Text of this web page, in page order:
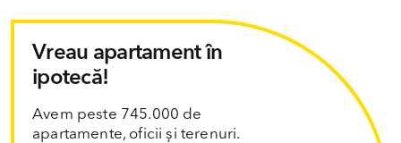
Vreau apartament în
ipotecă!
Avem peste 745.000 de
apartamente, oficii și terenuri.